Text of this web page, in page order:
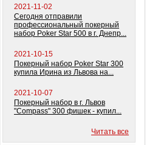
2021-11-02
Сегодня отправили
профессиональный покерный
набор Poker Star 500 в г. Днепр...
2021-10-15
Покерный набор Poker Star 300
купила Ирина из Львова на...
2021-10-07
Покерный набор в г. Львов
"Compass" 300 фишек - купил...
Читать все